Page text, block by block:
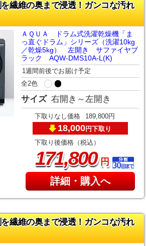
繊維の奥まで浸透！ガンコな汚れ
ＡＱＵＡ ドラム式洗濯乾燥機「ま
っ直ぐドラム」シリーズ（洗濯10kg
／乾燥5kg） 左開き サファイヤブ
ラック AQW-DMS10A-L(K)
1週間前後でお届け予定
全2色
サイズ 右開き～左開き
下取りなし価格 189,800円
18,000円下取り
下取り後価格（税込）
171,800円
詳細・購入へ
繊維の奥まで浸透！ガンコな汚れ